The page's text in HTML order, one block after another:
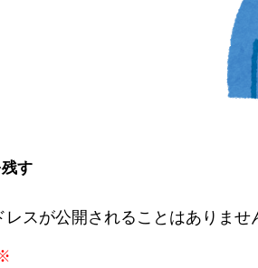
す
レスが公開されることはありませ